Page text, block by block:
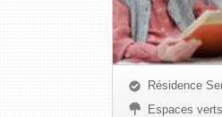
Résidence
Espaces verts